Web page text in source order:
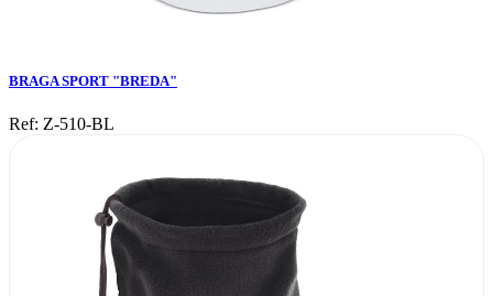
BRAGA SPORT "BREDA"
Ref: Z-510-BL